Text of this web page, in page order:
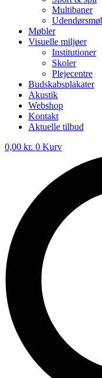
Multibaner
Møbler
Visuelle miljøer
Institutioner
Skoler
Plejecentre
Budskabsplakater
Akustik
Webshop
Kontakt
Aktuelle tilbud
0,00 kr. 0 Kurv